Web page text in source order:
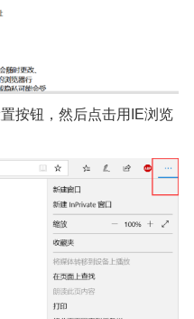
钮，然后点击用IE浏览